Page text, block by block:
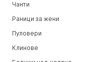
Чанти
Раници за жени
Пуловери
Клинове